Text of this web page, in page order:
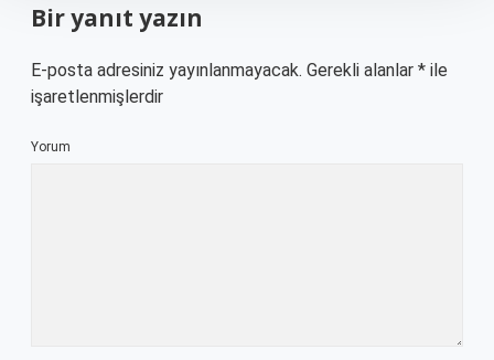
Bir yanıt yazın
E-posta adresiniz yayınlanmayacak. Gerekli alanlar * ile
işaretlenmişlerdir
Yorum